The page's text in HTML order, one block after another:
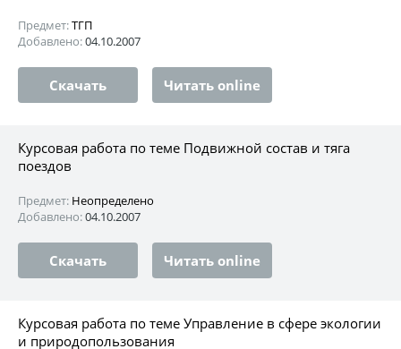
Предмет:ТГП
Добавлено:04.10.2007
Скачать Читать online
Курсовая работа по теме Подвижной состав и тяга
поездов
Предмет: Неопределено
Добавлено:04.10.2007
Скачать Читать online
Курсовая работа по теме Управление в сфере экологии
и природопользования